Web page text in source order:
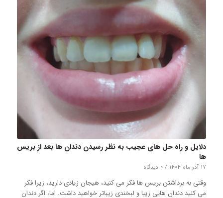
دلایل و راه حل های عجیب به نظر رسیدن دندان ها بعد از بریس
ها
۱۷ آذر ماه ۱۴۰۴ / ۰ دیدگاه
وقتی به برداشتن بریس ها فکر می کنید، هیجان زیادی دارید، زیرا فکر
می کنید دندان هایی زیبا و لبخندی زیباتر خواهید داشت. اما، اگر دندان